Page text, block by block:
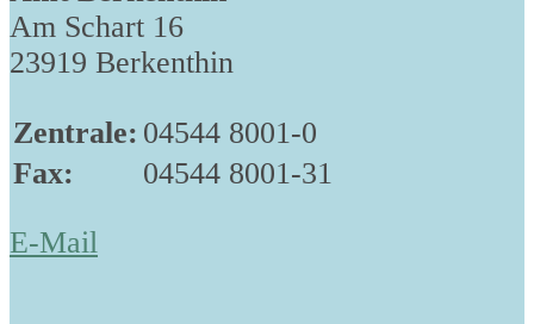
Am Schart 16
23919 Berkenthin
Zentrale: 04544 8001-0
Fax:
04544 8001-31
E-Mail